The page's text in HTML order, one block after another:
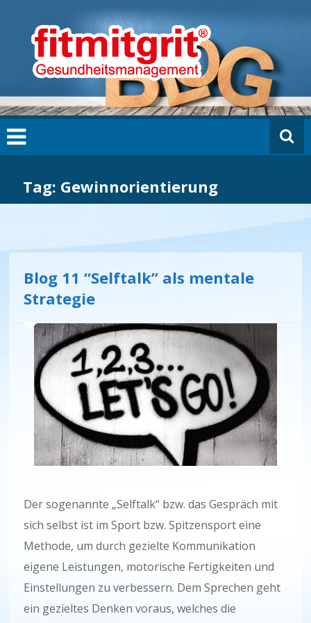
springen
fi
m
it
g
ri
t
L
Tag: Gewinnorientierung
Blog 11 “Selftalk” als mentale
Strategie
Der sogenannte „Selftalk“ bzw. das Gespräch mit
sich selbst ist im Sport bzw. Spitzensport eine
Methode, um durch gezielte Kommunikation
eigene Leistungen, motorische Fertigkeiten und
Einstellungen zu verbessern. Dem Sprechen geht
ein gezieltes Denken voraus, welches die